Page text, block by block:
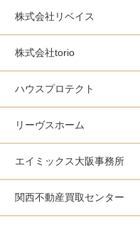
株式会社リベイス
株式会社torio
ハウスプロテクト
リーヴスホーム
エイミックス大阪事務所
関西不動産買取センター